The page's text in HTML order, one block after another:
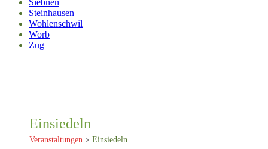
Siebnen
Steinhausen
Wohlenschwil
Worb
Zug
Einsiedeln
Veranstaltungen Einsiedeln